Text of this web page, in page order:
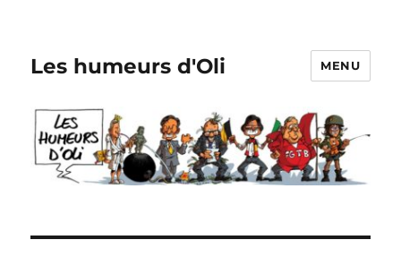
Les humeurs d'Oli MENU